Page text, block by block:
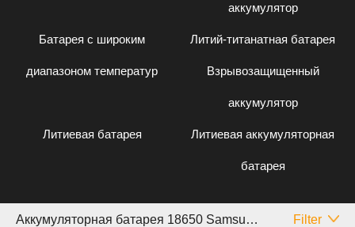
аккумулятор
Батарея с широким
диапазоном температур
Литий-титанатная батарея
Взрывозащищенный
аккумулятор
Литиевая батарея Литиевая аккумуляторная
батарея
Аккумуляторная батарея 18650 Samsung Filter